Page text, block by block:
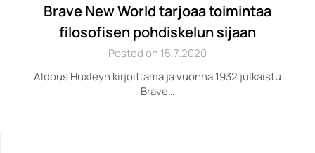
Brave New World tarjoaa toimintaa
filosofisen pohdiskelun sijaan
Posted on 15.7.2020
Aldous Huxleyn kirjoittama ja vuonna 1932 julkaistu
Brave…